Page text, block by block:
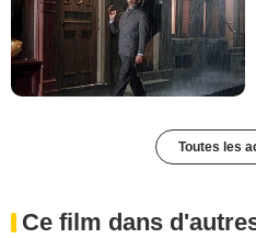
Toutes les
Ce film dans